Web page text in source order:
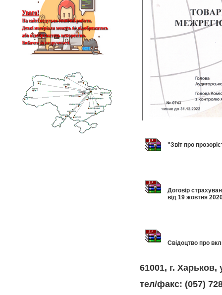
"Звіт про
Договір
від 19 жовтня
Свідоцтво про
61001, г. Харьков,
тел/факс: (057)